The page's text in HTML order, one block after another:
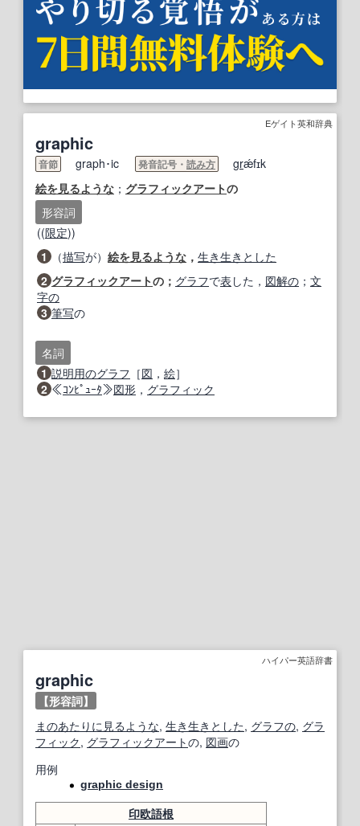
Eゲイト英和辞典
graphic
音節 graph･ic 発音記号・ 読み方 grǽfɪk
絵を見るような ； グラフィックアートの
形容詞
((限定))
1
（描写が） 絵を見るような ， 生き生きとした
2 グラフィックアートの； グラフで表 した， 図解の ； 文
字の
3 筆写の
名詞
1 説明用のグラフ ［図 ， 絵］
2 ≪ｺﾝﾋﾟｭｰﾀ≫図形 ， グラフィック
ハイパー英語辞書
graphic
【形容詞】
まのあたりに見るような, 生き生きとした, グラフの, グラ
フィック, グラフィックアートの, 図画の
用例
graphic design
印欧語根